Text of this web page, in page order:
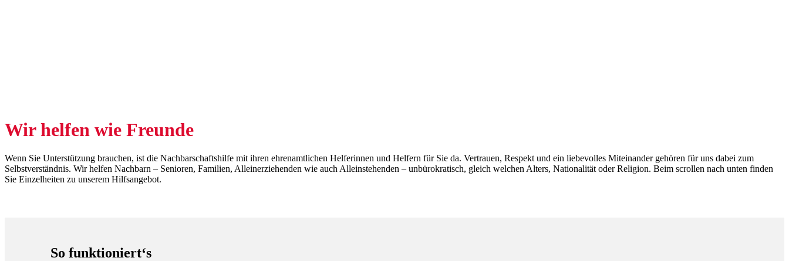
Wir helfen wie Freunde
Wenn Sie Unterstützung brauchen, ist die Nachbarschaftshilfe mit ihren ehrenamtlichen Helferinnen und Helfern für Sie da. Vertrauen, Respekt und ein liebevolles Miteinander gehören für uns dabei zum
Selbstverständnis. Wir helfen Nachbarn – Senioren, Familien, Alleinerziehenden wie auch Alleinstehenden – unbürokratisch, gleich welchen Alters, Nationalität oder Religion. Beim scrollen nach unten finden
Sie Einzelheiten zu unserem Hilfsangebot.
So funktioniert‘s